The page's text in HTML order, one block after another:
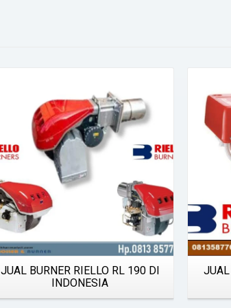
Details
JUAL BURNER RIELLO RL 190 DI
INDONESIA
JUAL